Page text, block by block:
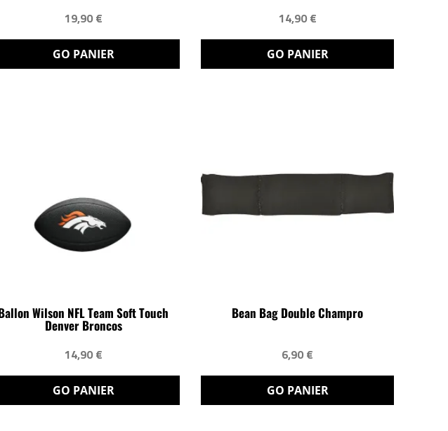
19,90 €
GO PANIER
14,90 €
GO PANIER
Wilson NFL Team Soft Touch
Denver Broncos
14,90 €
GO PANIER
Bean Bag Double Champro
6,90 €
GO PANIER